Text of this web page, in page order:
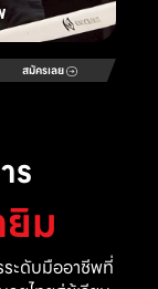
สมัครเลย
ร
ยิม
ระดับมืออาชีพที่